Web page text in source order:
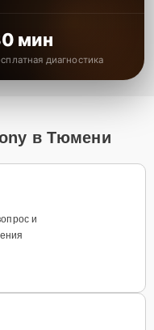
мин
диагностика
в Тюмени
и